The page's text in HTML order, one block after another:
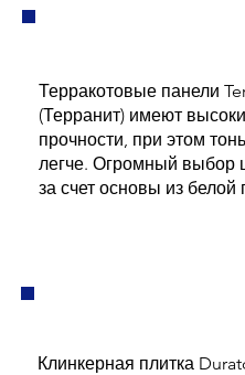
Терракотовые панели
(Терранит) имеют
прочности, при этом
легче. Огромный выбор
за счет основы из белой
Клинкерная плитка